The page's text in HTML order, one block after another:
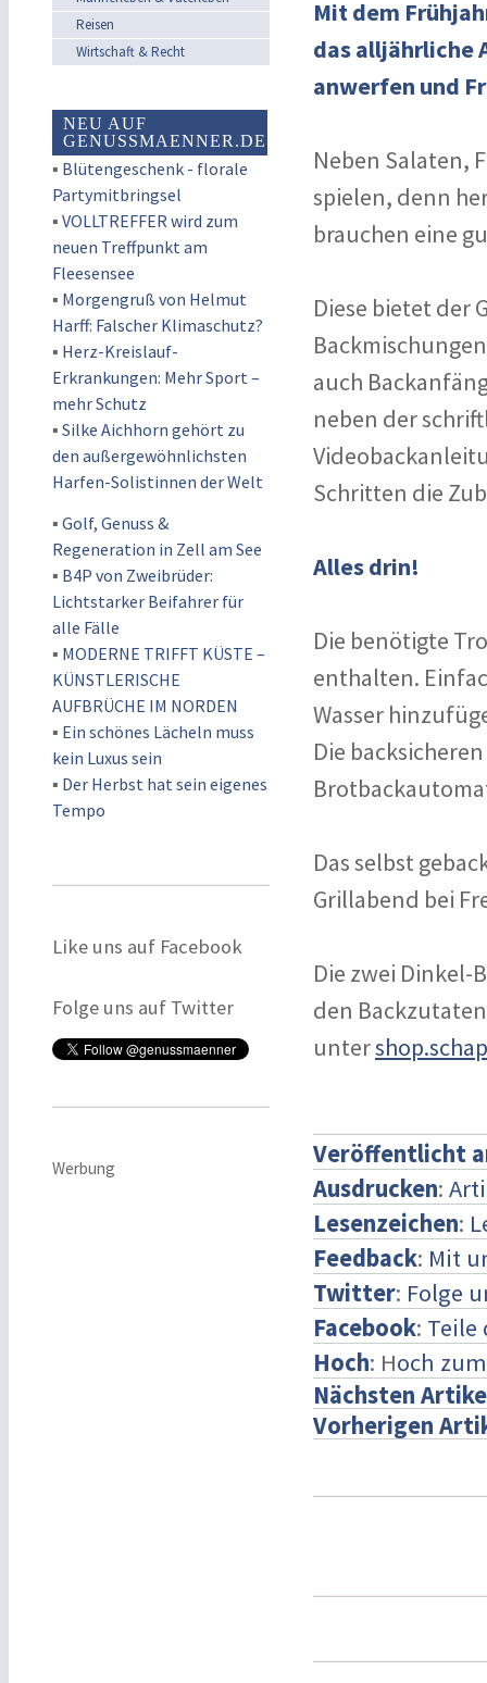
Reisen
Wirtschaft & Recht
NEU AUF
GENUSSMAENNER.DE
▪ Blütengeschenk - florale
Partymitbringsel
▪ VOLLTREFFER wird zum
neuen Treffpunkt am
Fleesensee
▪ Morgengruß von Helmut
Harff: Falscher Klimaschutz?
▪ Herz-Kreislauf-
Erkrankungen: Mehr Sport –
mehr Schutz
▪ Silke Aichhorn gehört zu
den außergewöhnlichsten
Harfen-Solistinnen der Welt
▪ Golf, Genuss &
Regeneration in Zell am See
▪ B4P von Zweibrüder:
Lichtstarker Beifahrer für
alle Fälle
▪ MODERNE TRIFFT KÜSTE –
KÜNSTLERISCHE
AUFBRÜCHE IM NORDEN
▪ Ein schönes Lächeln muss
kein Luxus sein
▪ Der Herbst hat sein eigenes
Tempo
Like uns auf Facebook
Folge uns auf Twitter
Werbung
Mit dem
das alljährliche
anwerfen und
Neben Salaten,
spielen, denn
brauchen eine
Diese bietet der
auch
neben der
Schritten die
Alles drin!
Die benötigte
enthalten.
Wasser
Die
Das selbst
Grillabend bei
Die zwei
den
unter
Veröffentlicht
Ausdrucken:
Lesenzeichen:
Feedback: Mit
Twitter: Folge
Facebook: Teile
Hoch: Hoch
Nächsten
Vorherigen